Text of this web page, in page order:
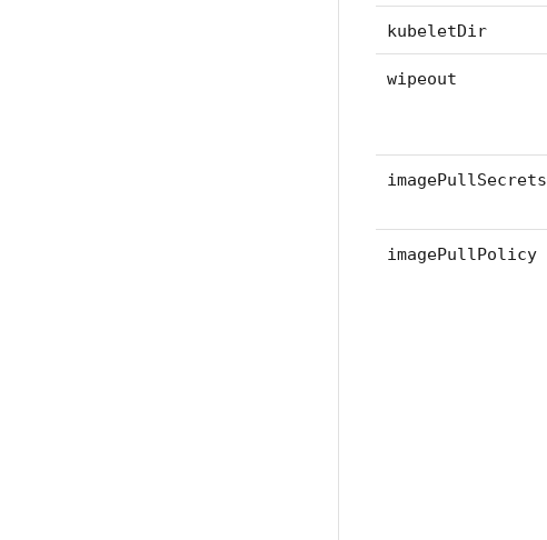
kubeletDir
wipeout
imagePullSecrets
imagePullPolicy